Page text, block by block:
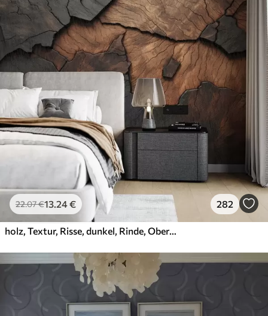
22.07€13.24€ 282
holz, Textur, Risse, dunkel, Rinde, Oberfläche